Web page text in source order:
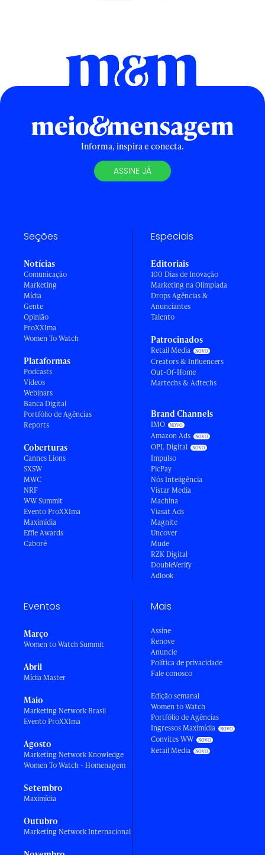
Informa, inspira e conecta.
ASSINE JÁ
Seções
Notícias
Comunicação
Marketing
Mídia
Gente
Opinião
ProXXIma
Women To Watch
Plataformas
Podcasts
Vídeos
Webinars
Banca Digital
Portfólio de Agências
Reports
Coberturas
Cannes Lions
SXSW
MWC
NRF
WW Summit
Evento ProXXIma
Maximídia
Effie Awards
Caboré
Especiais
Editoriais
100 Dias de Inovação
Marketing na Olimpíada
Drops Agências &
Anunciantes
Talento
Patrocinados
Retail Media
Creators & Influencers
Out-Of-Home
Martechs & Adtechs
Brand Channels
IMO
Amazon Ads
OPL Digital
Impulso
PicPay
Nós Inteligência
Vistar Media
Machina
Viasat Ads
Magnite
Uncover
Mude
RZK Digital
DoubleVerify
Adlook
Eventos
Março
Women to Watch Summit
Abril
Mídia Master
Maio
Marketing Network Brasil
Evento ProXXIma
Agosto
Marketing Network Knowledge
Women To Watch - Homenagem
Setembro
Maximídia
Outubro
Marketing Network Internacional
Mais
Assine
Renove
Anuncie
Política de privacidade
Fale conosco
Edição semanal
Women to Watch
Portfólio de Agências
Ingressos Maximídia
Convites WW
Retail Media